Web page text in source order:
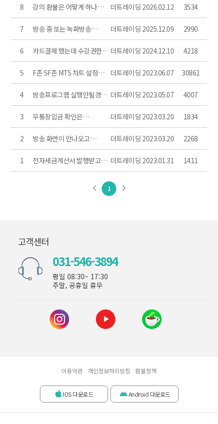
8
강의 환불은 어떻게 하나요?
(1)
더트레이딩 2026.02.12 3534
7
방송 중 또는 녹화방송
(수강하기) 클릭 시
방송프로그램창이 안떠요!
더트레이딩 2025.12.09 2990
6
카드결제 했는데 수강권한이
없다고 나와요!
더트레이딩 2024.12.10 4218
5
F존 SF존 MTS 차트 설정
(45)
더트레이딩 2023.06.07 30861
4
방송프로그램 실행안될경우
해결방법!
더트레이딩 2023.05.07 4007
3
무통장입금 확인은
언제되나요!
더트레이딩 2023.03.20 1834
2
방송 화면이 안나오고
소리만 나와요!
더트레이딩 2023.03.20 2268
1
전자세금계산서 발행받고
싶어요!
더트레이딩 2023.01.31 1411
1
고객센터
031-546-3894
평일 08:30~ 17:30
주말, 공휴일 휴무
이용약관 개인정보처리방침 환불정책
IOS 다운로드 Android 다운로드